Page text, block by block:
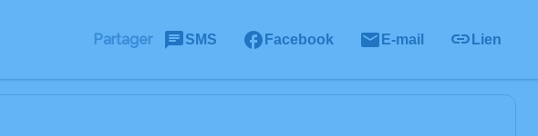
Partager SMS Facebook E-mail Lien